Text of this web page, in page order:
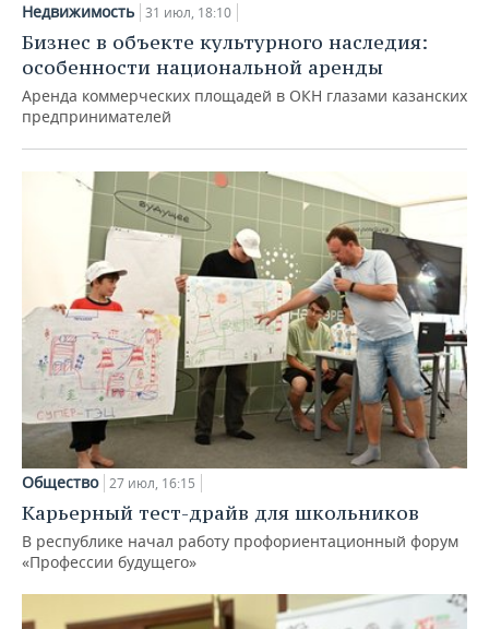
Недвижимость 31 июл, 18:10
Бизнес в объекте культурного наследия:
особенности национальной аренды
Аренда коммерческих площадей в ОКН глазами казанских
предпринимателей
Общество 27 июл, 16:15
Карьерный тест-драйв для школьников
В республике начал работу профориентационный форум
«Профессии будущего»